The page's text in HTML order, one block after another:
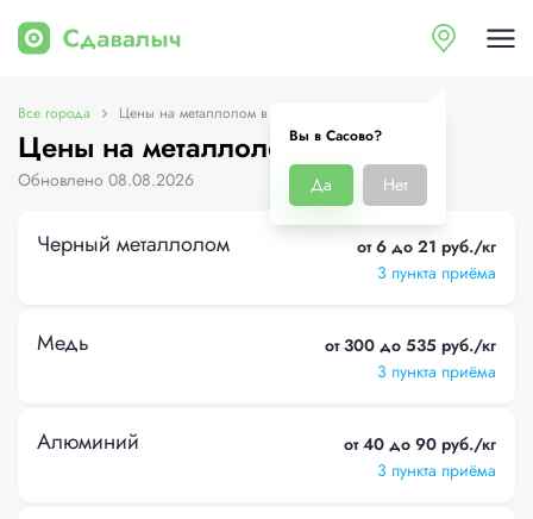
Вы в Сасово?
Да Нет
Все города Цены на металлолом в Сасово
Цены на металлолом в Сасово
Обновлено 08.08.2026
Черный металлолом
от 6 до 21 руб./кг
3 пункта приёма
Медь
от 300 до 535 руб./кг
3 пункта приёма
Алюминий
от 40 до 90 руб./кг
3 пункта приёма